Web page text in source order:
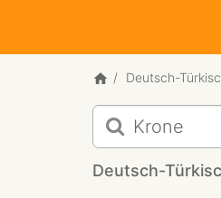
Deutsch-
Deutsch-
Türkisch
für
Deutsch-